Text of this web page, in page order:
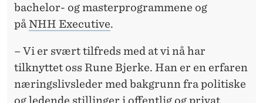
bachelor- og masterprogrammene og
påNHH Executive.
– Vi er svært tilfreds med at vi nå har
tilknyttet oss Rune Bjerke. Han er en erfaren
næringslivsleder med bakgrunn fra politiske
og ledende stillinger i offentlig og privat